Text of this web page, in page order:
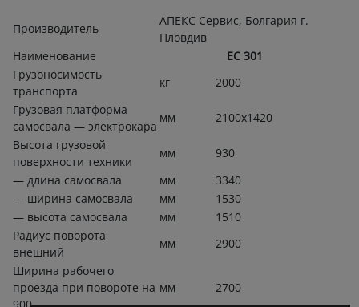
Производитель
АПЕКС Сервис, Болгария г.
Пловдив
Наименование
ЕС 301
Грузоносимость
транспорта
кг
2000
Грузовая платформа
самосвала — электрокара
мм
2100х1420
Высота грузовой
поверхности техники
мм
930
— длина самосвала
мм
3340
— ширина самосвала
мм
1530
— высота самосвала
мм
1510
Радиус поворота
внешний
мм
2900
Ширина рабочего
проезда при повороте на мм 2700